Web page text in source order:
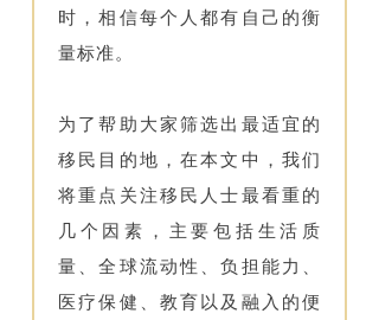
时，相信每个人都有自己的衡
量标准。
为了帮助大家筛选出最适宜的
移民目的地，在本文中，我们
将重点关注移民人士最看重的
几个因素，主要包括生活质
量、全球流动性、负担能力、
医疗保健、教育以及融入的便